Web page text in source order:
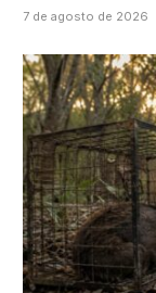
7 de agosto de 2026